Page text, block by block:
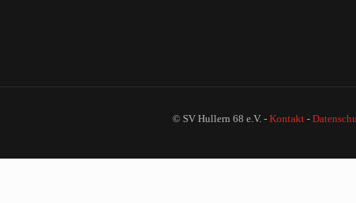
© SV Hullern 68 e.V. - Kontakt -